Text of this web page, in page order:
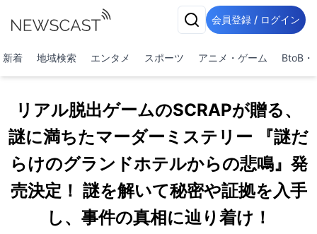
会員登録 / ログイン
新着 地域検索 エンタメ スポーツ アニメ・ゲーム BtoB・
リアル脱出ゲームのSCRAPが贈る、
謎に満ちたマーダーミステリー 『謎だ
らけのグランドホテルからの悲鳴』発
売決定！ 謎を解いて秘密や証拠を入手
し、事件の真相に辿り着け！